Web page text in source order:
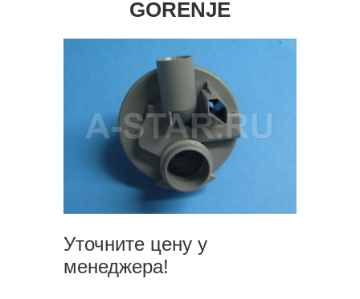
GORENJE
Уточните цену у
менеджера!